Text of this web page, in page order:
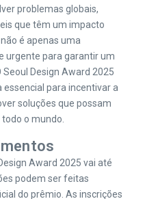
problemas globais,
que têm um impacto
é apenas uma
urgente para garantir um
Design Award 2025
para incentivar a
soluções que possam
o mundo.
Award 2025 vai até
podem ser feitas
do prêmio. As inscrições